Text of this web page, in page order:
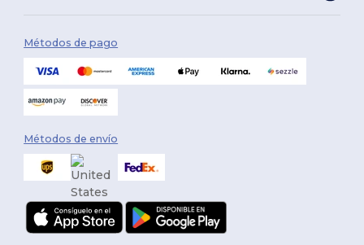
Métodos de pago
Métodos de envío